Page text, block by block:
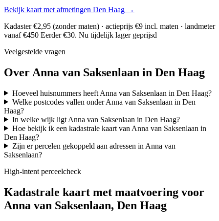
Bekijk kaart met afmetingen Den Haag →
Kadaster €2,95 (zonder maten) · actieprijs €9 incl. maten · landmeter
vanaf €450 Eerder €30. Nu tijdelijk lager geprijsd
Veelgestelde vragen
Over Anna van Saksenlaan in Den Haag
Hoeveel huisnummers heeft Anna van Saksenlaan in Den Haag?
Welke postcodes vallen onder Anna van Saksenlaan in Den
Haag?
In welke wijk ligt Anna van Saksenlaan in Den Haag?
Hoe bekijk ik een kadastrale kaart van Anna van Saksenlaan in
Den Haag?
Zijn er percelen gekoppeld aan adressen in Anna van
Saksenlaan?
High-intent perceelcheck
Kadastrale kaart met maatvoering voor
Anna van Saksenlaan, Den Haag